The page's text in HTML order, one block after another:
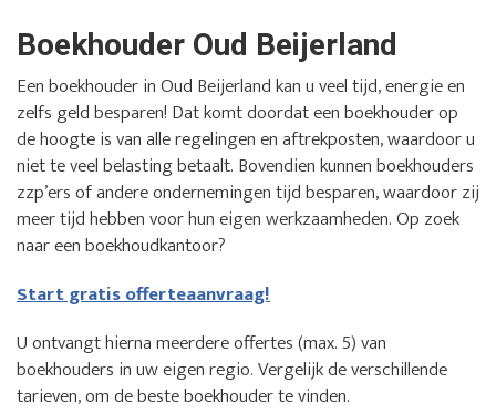
Boekhouder Oud Beijerland
Een boekhouder in Oud Beijerland kan u veel tijd, energie en
zelfs geld besparen! Dat komt doordat een boekhouder op
de hoogte is van alle regelingen en aftrekposten, waardoor u
niet te veel belasting betaalt. Bovendien kunnen boekhouders
zzp’ers of andere ondernemingen tijd besparen, waardoor zij
meer tijd hebben voor hun eigen werkzaamheden. Op zoek
naar een boekhoudkantoor?
Start gratis offerteaanvraag!
U ontvangt hierna meerdere offertes (max. 5) van
boekhouders in uw eigen regio. Vergelijk de verschillende
tarieven, om de beste boekhouder te vinden.